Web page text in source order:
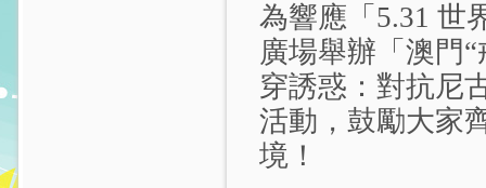
為響應「5.31 世
廣場舉辦「澳門
穿誘惑：對抗尼
活動，鼓勵大家
境！